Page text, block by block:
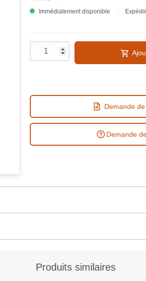
Immédiatement disponible
Demande
Demande
Produits similaires